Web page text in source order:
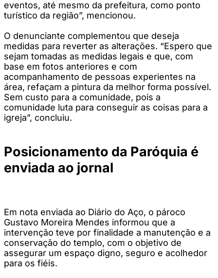
eventos, até mesmo da prefeitura, como ponto
turístico da região”, mencionou.
O denunciante complementou que deseja
medidas para reverter as alterações. “Espero que
sejam tomadas as medidas legais e que, com
base em fotos anteriores e com
acompanhamento de pessoas experientes na
área, refaçam a pintura da melhor forma possível.
Sem custo para a comunidade, pois a
comunidade luta para conseguir as coisas para a
igreja”, concluiu.
Posicionamento da Paróquia é
enviada ao jornal
Em nota enviada ao Diário do Aço, o pároco
Gustavo Moreira Mendes informou que a
intervenção teve por finalidade a manutenção e a
conservação do templo, com o objetivo de
assegurar um espaço digno, seguro e acolhedor
para os fiéis.